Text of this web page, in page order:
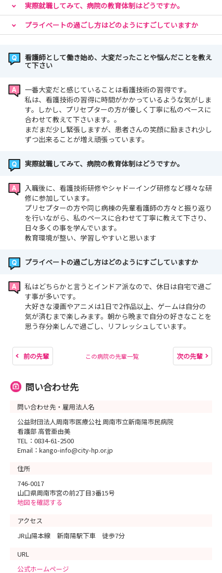
実際就職してみて、病院の教育体制はどうですか。
プライベートの過ごし方はどのようにすごしていますか
看護師として働き始め、大変だったことや悩んだことを教え
て下さい
一番大変だと感じていることは看護技術の習得です。
私は、看護技術の習得に時間がかかっているような気がしま
す。しかし、プリセプターの方が優しく丁寧に私のペースに
合わせて教えて下さいます。。
まだまだ少し緊張しますが、患者さんの笑顔に励まされ少し
ずつ出来ることが増え頑張っています。
実際就職してみて、病院の教育体制はどうですか。
入職後に、看護技術研修やシャドーイング研修など様々な研
修に参加しています。
プリセプターの方や同じ病棟の先輩看護師の方々と振り返り
を行いながら、私のペースに合わせて丁寧に教えて下さり、
日々多くの事を学んでいます。
教育環境が整い、学習しやすいと思います
プライベートの過ごし方はどのようにすごしていますか
私はどちらかと言うとインドア派なので、休日は自宅で過ご
す事が多いです。
大好きな漫画やアニメは1日で2作品以上、ゲームは自分の
気が済むまで楽しみます。朝から晩まで自分の好きなことを
思う存分楽しんで過ごし、リフレッシュしています。
前の先輩 この病院の先輩一覧 次の先輩
問い合わせ先
問い合わせ先・雇用法人名
公益財団法人周南市医療公社 周南市立新南陽市民病院
看護部 高菅亜由美
TEL：0834-61-2500
Email：kango-info@city-hp.or.jp
住所
746-0017
山口県周南市宮の前2丁目3番15号
地図を確認する
アクセス
JR山陽本線 新南陽駅下車 徒歩7分
URL
公式ホームページ